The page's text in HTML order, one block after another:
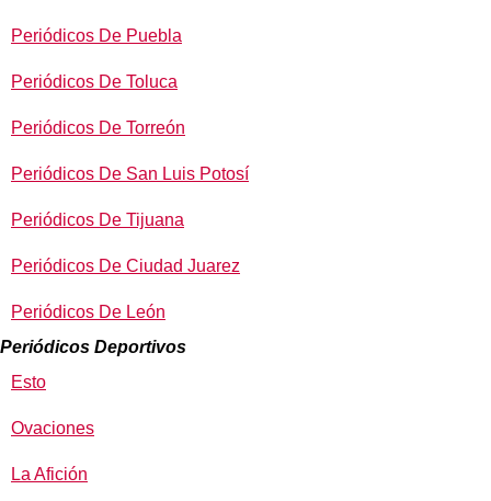
Periódicos De Puebla
Periódicos De Toluca
Periódicos De Torreón
Periódicos De San Luis Potosí
Periódicos De Tijuana
Periódicos De Ciudad Juarez
Periódicos De León
Periódicos Deportivos
Esto
Ovaciones
La Afición